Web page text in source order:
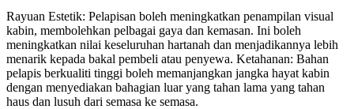
Rayuan Estetik: Pelapisan boleh meningkatkan penampilan visual
kabin, membolehkan pelbagai gaya dan kemasan. Ini boleh
meningkatkan nilai keseluruhan hartanah dan menjadikannya lebih
menarik kepada bakal pembeli atau penyewa. Ketahanan: Bahan
pelapis berkualiti tinggi boleh memanjangkan jangka hayat kabin
dengan menyediakan bahagian luar yang tahan lama yang tahan
haus dan lusuh dari semasa ke semasa.